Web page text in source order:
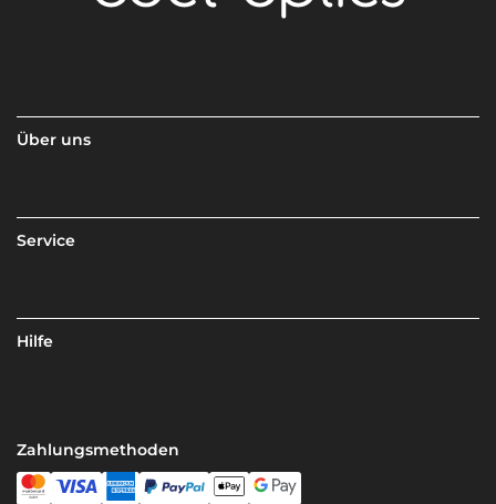
Über uns
Service
Hilfe
Zahlungsmethoden